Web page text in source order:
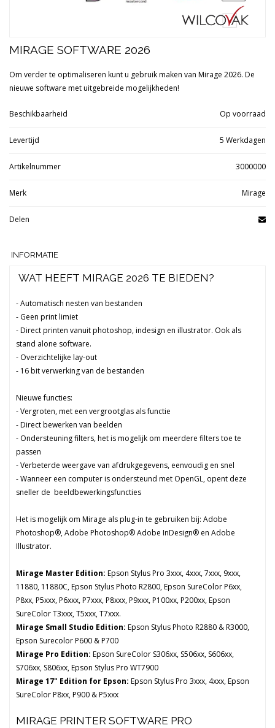
MIRAGE SOFTWARE 2026
Om verder te optimaliseren kunt u gebruik maken van Mirage 2026. De
nieuwe software met uitgebreide mogelijkheden!
Beschikbaarheid Op voorraad
Levertijd 5 Werkdagen
Artikelnummer 3000000
Merk Mirage
Delen
INFORMATIE
WAT HEEFT MIRAGE 2026 TE BIEDEN?
- Automatisch nesten van bestanden
- Geen print limiet
- Direct printen vanuit photoshop, indesign en illustrator. Ook als
stand alone software.
- Overzichtelijke lay-out
- 16 bit verwerking van de bestanden
Nieuwe functies:
- Vergroten, met een vergrootglas als functie
- Direct bewerken van beelden
- Ondersteuning filters, het is mogelijk om meerdere filters toe te
passen
- Verbeterde weergave van afdrukgegevens, eenvoudig en snel
- Wanneer een computer is ondersteund met OpenGL, opent deze
sneller de beeldbewerkingsfuncties
Het is mogelijk om Mirage als plug-in te gebruiken bij: Adobe
Photoshop®, Adobe Photoshop® Adobe InDesign® en Adobe
Illustrator.
Mirage Master Edition: Epson Stylus Pro 3xxx, 4xxx, 7xxx, 9xxx,
11880, 11880C, Epson Stylus Photo R2800, Epson SureColor P6xx,
P8xx, P5xxx, P6xxx, P7xxx, P8xxx, P9xxx, P100xx, P200xx, Epson
SureColor T3xxx, T5xxx, T7xxx.
Mirage Small Studio Edition: Epson Stylus Photo R2880 & R3000,
Epson Surecolor P600 & P700
Mirage Pro Edition: Epson SureColor S306xx, S506xx, S606xx,
S706xx, S806xx, Epson Stylus Pro WT7900
Mirage 17" Edition for Epson: Epson Stylus Pro 3xxx, 4xxx, Epson
SureColor P8xx, P900 & P5xxx
MIRAGE PRINTER SOFTWARE PRO